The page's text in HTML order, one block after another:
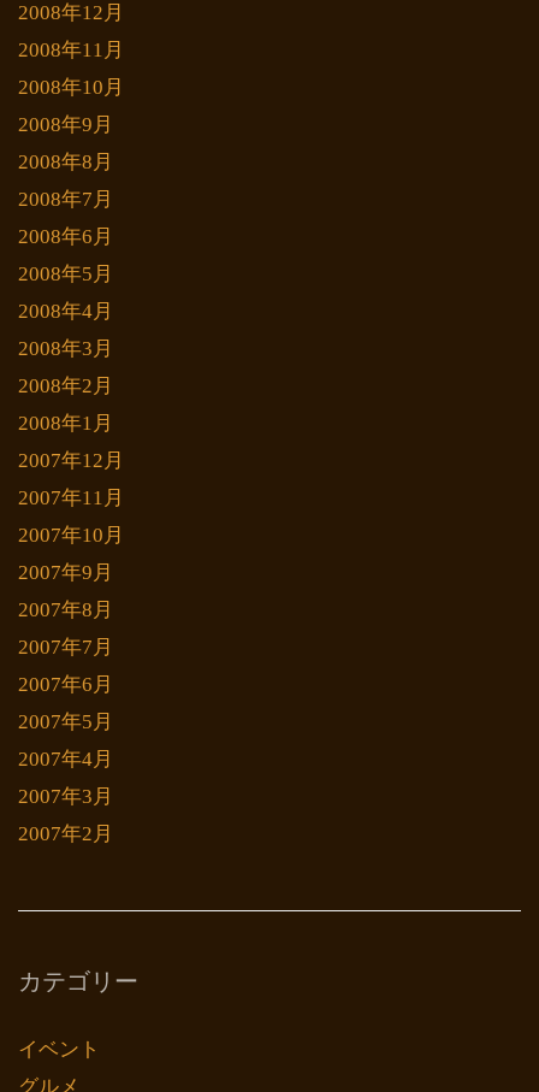
2008年12月
2008年11月
2008年10月
2008年9月
2008年8月
2008年7月
2008年6月
2008年5月
2008年4月
2008年3月
2008年2月
2008年1月
2007年12月
2007年11月
2007年10月
2007年9月
2007年8月
2007年7月
2007年6月
2007年5月
2007年4月
2007年3月
2007年2月
カテゴリー
イベント
グルメ